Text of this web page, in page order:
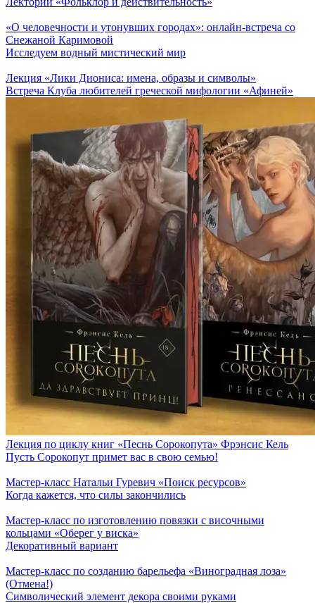
«О человечности и утонувших городах»: онлайн-встреча со
Снежаной Каримовой
Исследуем водный мистический мир
Лекция «Лики Диониса: имена, образы и символы»
Встреча Клуба любителей греческой мифологии «Афиней»
Лекция по циклу книг «Песнь Сорокопута» Фрэнсис Кель
Пусть Сорокопут примет вас в свою семью!
Мастер-класс Натальи Гуревич «Поиск ресурсов»
Когда кажется, что силы закончились
Мастер-класс по изготовлению повязки с височными
кольцами «Оберег у виска»
Декоративный вариант
Мастер-класс по созданию барельефа «Виноградная лоза»
(Отмена!)
Символический элемент декора своими руками